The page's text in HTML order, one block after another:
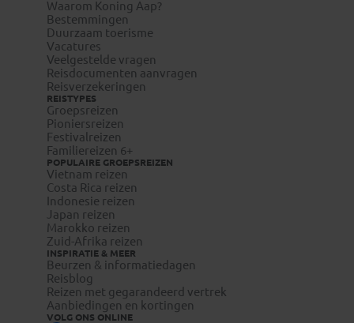
Waarom Koning Aap?
Bestemmingen
Duurzaam toerisme
Vacatures
Veelgestelde vragen
Reisdocumenten aanvragen
Reisverzekeringen
REISTYPES
Groepsreizen
Pioniersreizen
Festivalreizen
Familiereizen 6+
POPULAIRE GROEPSREIZEN
Vietnam reizen
Costa Rica reizen
Indonesie reizen
Japan reizen
Marokko reizen
Zuid-Afrika reizen
INSPIRATIE & MEER
Beurzen & informatiedagen
Reisblog
Reizen met gegarandeerd vertrek
Aanbiedingen en kortingen
VOLG ONS ONLINE